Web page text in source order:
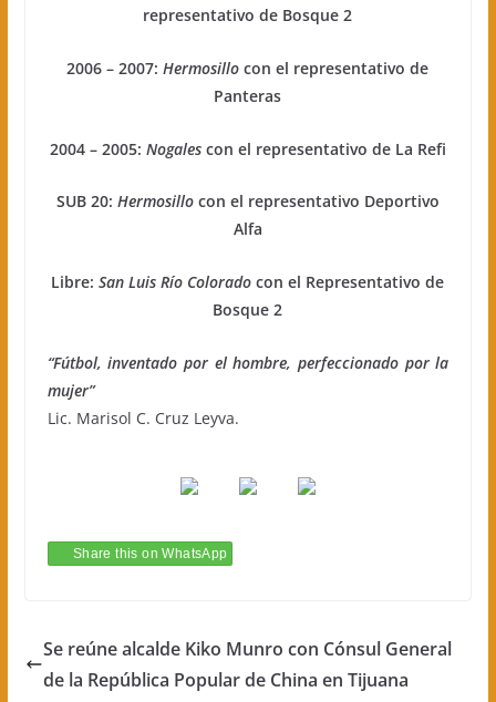
representativo de Bosque 2
2006 – 2007:Hermosillo con el representativo de
Panteras
2004 – 2005: Nogalescon el representativo de La Refi
SUB 20: Hermosillocon el representativo Deportivo
Alfa
Libre:San Luis Río Colorado con el Representativo de
Bosque 2
“Fútbol, inventado por el hombre, perfeccionado por la
mujer”
Lic. Marisol C. Cruz Leyva.
Share this on WhatsApp
Se reúne alcalde Kiko Munro con Cónsul General
de la República Popular de China en Tijuana